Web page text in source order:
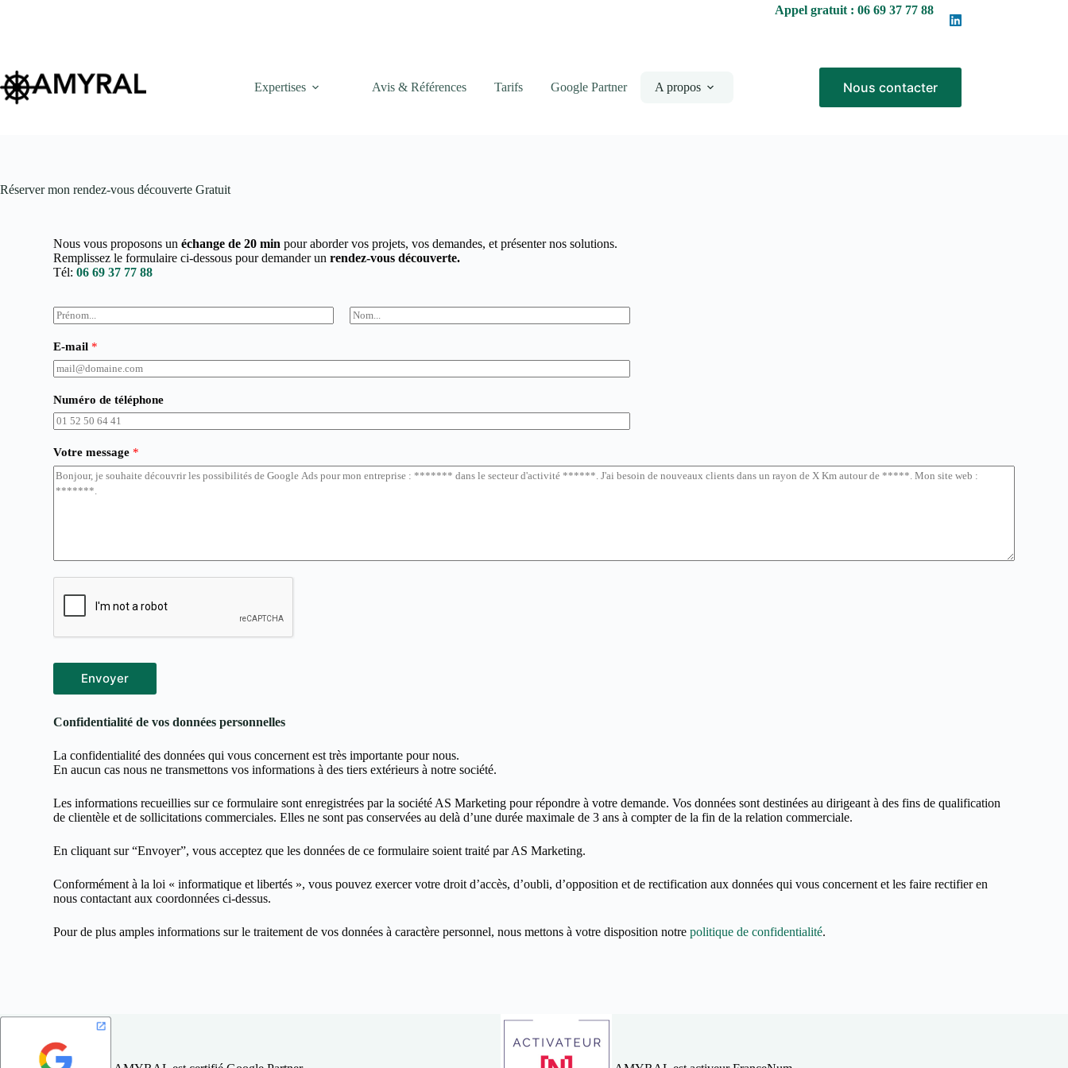
Appel gratuit : 06 69 37 77 88
Expertises Avis & Références Tarifs Google Partner A propos Nous contacter
Réserver mon rendez-vous découverte Gratuit
Nous vous proposons unéchange de 20 min pour aborder vos projets, vos demandes, et présenter nos solutions.
Remplissez le formulaire ci-dessous pour demander unrendez-vous découverte.
Tél:06 69 37 77 88
N
o
*
r
n
o
m
E-mail *
Numéro de téléphone
Votre message *
Envoyer
Confidentialité de vos données personnelles
La confidentialité des données qui vous concernent est très importante pour nous.
En aucun cas nous ne transmettons vos informations à des tiers extérieurs à notre société.
Les informations recueillies sur ce formulaire sont enregistrées par la société AS Marketing pour répondre à votre demande. Vos données sont destinées au dirigeant à des fins de qualification
de clientèle et de sollicitations commerciales. Elles ne sont pas conservées au delà d’une durée maximale de 3 ans à compter de la fin de la relation commerciale.
En cliquant sur “Envoyer”, vous acceptez que les données de ce formulaire soient traité par AS Marketing.
Conformément à la loi « informatique et libertés », vous pouvez exercer votre droit d’accès, d’oubli, d’opposition et de rectification aux données qui vous concernent et les faire rectifier en
nous contactant aux coordonnées ci-dessus.
Pour de plus amples informations sur le traitement de vos données à caractère personnel, nous mettons à votre disposition notrepolitique de confidentialité.